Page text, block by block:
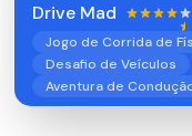
Drive Mad
Jogo de Corrida de
Desafio de Veículos
Aventura de